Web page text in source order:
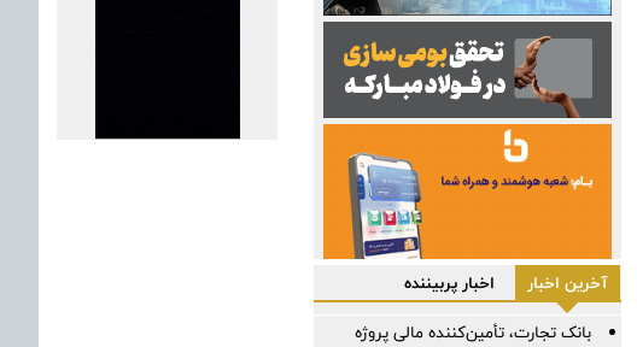
آخرین اخبار
اخبار پربیننده
بانک تجارت، تأمین‌کننده مالی پروژه